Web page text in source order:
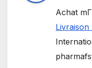
Achat
Livraison